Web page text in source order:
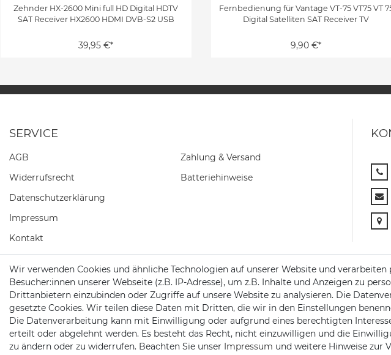
Zehnder HX-2600 Mini full HD Digital HDTV
SAT Receiver HX2600 HDMI DVB-S2 USB
39,95 €*
Fernbedienung für Vantage VT-75 VT75 VT
Digital Satelliten SAT Receiver TV
9,90 €*
SERVICE
AGB
Widerrufs­recht
Daten­schutz­erklärung
Impressum
Kontakt
Barrierefreiheitserklärung
Widerrufs­formular
Zahlung & Versand
Batteriehinweise
2026 Satshopping| copyright & design by mediaria®
Wir verwenden Cookies und ähnliche Technologien auf unserer Website und
Besucher:innen unserer Webseite (z.B. IP-Adresse), um z.B. Inhalte und Anzeigen zu
Drittanbietern einzubinden oder Zugriffe auf unsere Website zu analysieren. Die
gesetzte Cookies. Wir teilen diese Daten mit Dritten, die wir in den Einstellungen
Die Datenverarbeitung kann mit Einwilligung oder aufgrund eines berechtigten
erteilt oder abgelehnt werden. Es besteht das Recht, nicht einzuwilligen und die
zu ändern oder zu widerrufen. Beachten Sie unser Impressum und weitere Hinweise zur